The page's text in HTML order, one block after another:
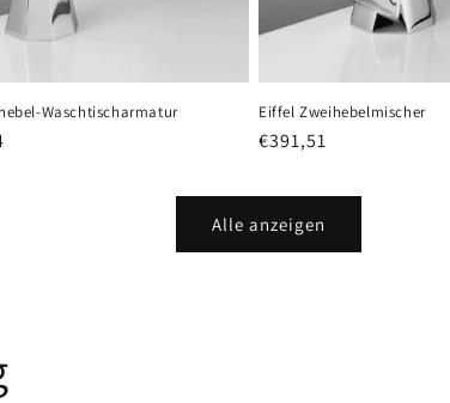
Waschtischarmatur Eiffel Zweihebelmischer
Normaler
€391,51
Alle anzeigen